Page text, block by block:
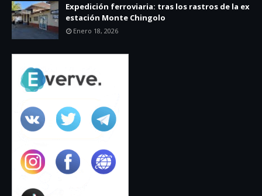
Expedición ferroviaria: tras los rastros de la ex
estación Monte Chingolo
Enero 18, 2026